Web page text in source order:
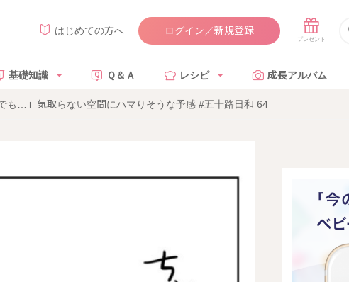
はじめての方へ ログイン／新規登録
基礎知識 Ｑ＆Ａ レシピ 成長アルバム
も…」気取らない空間にハマりそうな予感 #五十路日和 64